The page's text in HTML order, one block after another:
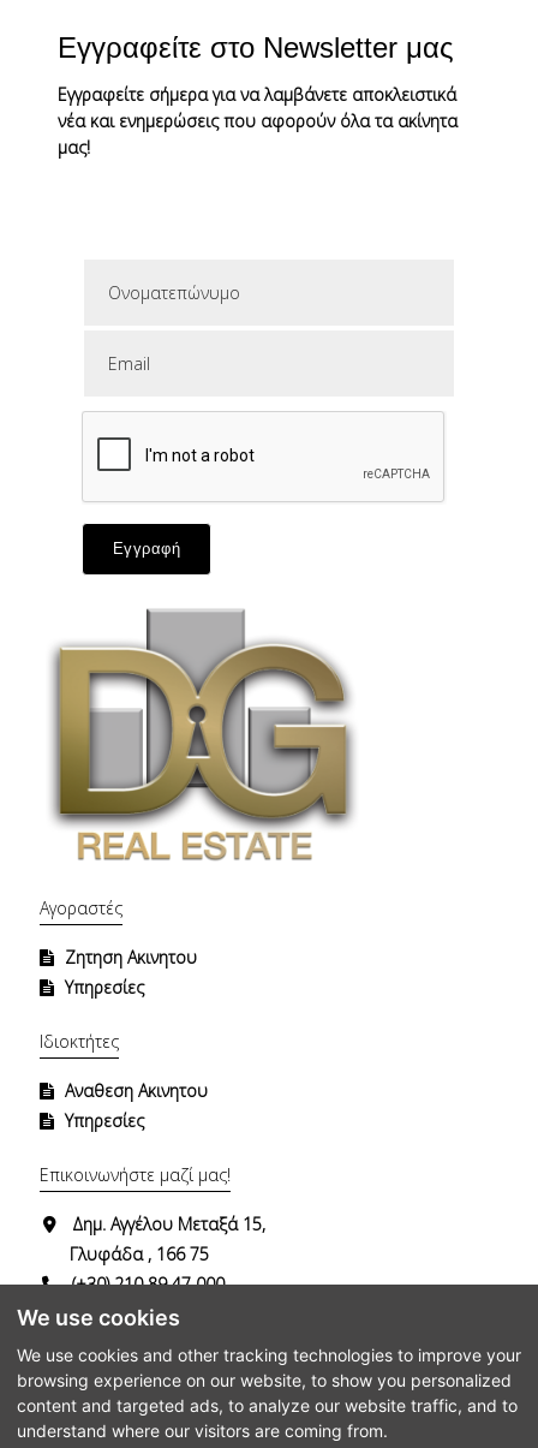
We use cookies
We use cookies and other tracking technologies to improve your
browsing experience on our website, to show you personalized
content and targeted ads, to analyze our website traffic, and to
understand where our visitors are coming from.
Εγγραφείτε στο Newsletter μας
Εγγραφείτε σήμερα για να λαμβάνετε αποκλειστικά
νέα και ενημερώσεις που αφορούν όλα τα ακίνητα
μας!
Εγγραφή
Αγοραστές
Ζητηση Ακινητου
Υπηρεσίες
Ιδιοκτήτες
Αναθεση Ακινητου
Υπηρεσίες
Επικοινωνήστε μαζί μας!
Δημ. Αγγέλου Μεταξά 15,
Γλυφάδα , 166 75
(+30) 210 89 47 000
(+30) 694 74 29 482
info@dgrealestate.gr